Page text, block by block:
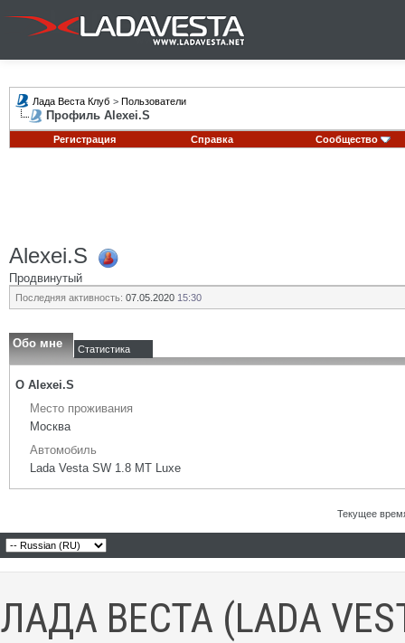
Лада Веста Клуб > Пользователи
Профиль Alexei.S
Регистрация Справка Сообщество
Alexei.S
Продвинутый
Последняя активность: 07.05.2020 15:30
Обо мне Статистика
О Alexei.S
Место проживания
Москва
Автомобиль
Lada Vesta SW 1.8 MT Luxe
Текущее
ЛАДА ВЕСТА (LADA